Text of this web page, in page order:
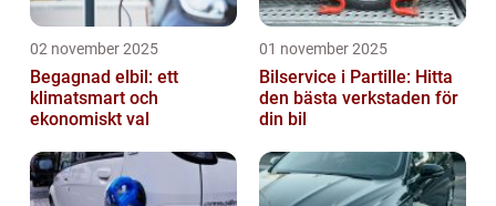
02 november 2025
Begagnad elbil: ett
klimatsmart och
ekonomiskt val
01 november 2025
Bilservice i Partille: Hitta
den bästa verkstaden för
din bil